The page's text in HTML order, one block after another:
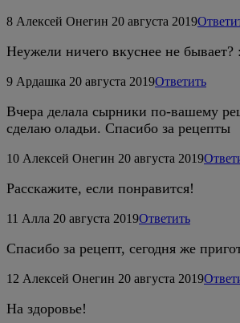
8 Алексей Онегин 20 августа 2019
Неужели ничего вкуснее не бывает?
9 Ардашка 20 августа 2019Ответить
Вчера делала сырники по-вашему
сделаю оладьи. Спасибо за рецепты
10 Алексей Онегин 20 августа 2019
Расскажите, если понравится!
11 Алла 20 августа 2019Ответить
Спасибо за рецепт, сегодня же
12 Алексей Онегин 20 августа 2019
На здоровье!